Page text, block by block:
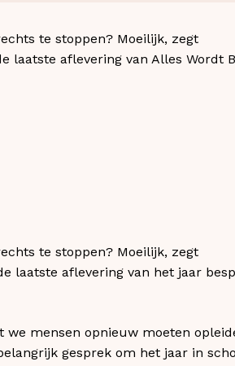
te stoppen? Moeilijk, zegt
laatste aflevering van Alles Wordt
te stoppen? Moeilijk, zegt
laatste aflevering van het jaar
mensen opnieuw moeten
gesprek om het jaar in